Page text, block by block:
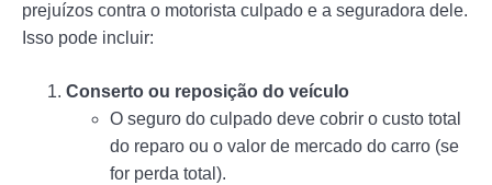
prejuízos contra o motorista culpado e a seguradora dele.
Isso pode incluir:
Conserto ou reposição do veículo
O seguro do culpado deve cobrir o custo total
do reparo ou o valor de mercado do carro (se
for perda total).